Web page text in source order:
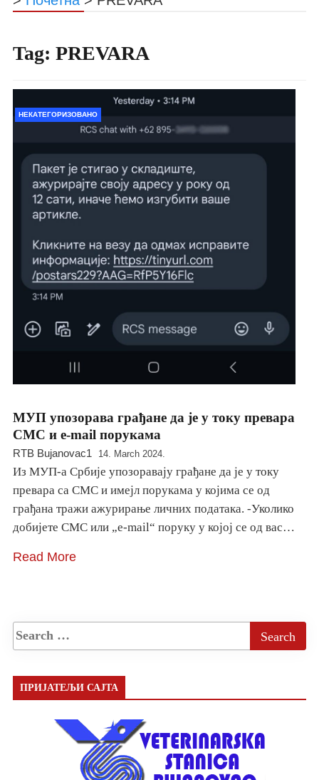
Tag: PREVARA
НЕКАТЕГОРИЗОВАНО
МУП упозорава грађане да је у току превара
СМС и е-mail порукама
RTB Bujanovac1 14. March 2024.
Из МУП-а Србије упозорaвају грађане да је у току
превара са СМС и имејл порукама у којима се од
грађана тражи ажурирање личних података. -Уколико
добијете СМС или „e-mail“ поруку у којој се од вас…
Read More
ПРИЈАТЕЉИ САЈТА